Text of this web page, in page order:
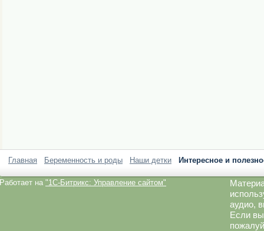
Главная Беременность и роды Наши детки Интересное и
Работает на "1C-Битрикс: Управление сайтом"
аудио,
Если вы